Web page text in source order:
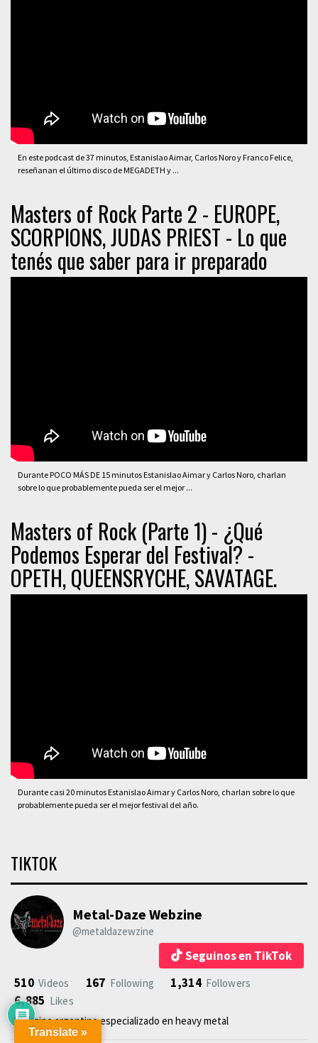
En este podcast de 37 minutos, Estanislao Aimar, Carlos Noro y Franco Felice,
reseñanan el último disco de MEGADETH y ...
Masters of Rock Parte 2 - EUROPE,
SCORPIONS, JUDAS PRIEST - Lo que
tenés que saber para ir preparado
Durante POCO MÁS DE 15 minutos Estanislao Aimar y Carlos Noro, charlan
sobre lo que probablemente pueda ser el mejor ...
Masters of Rock (Parte 1) - ¿Qué
Podemos Esperar del Festival? -
OPETH, QUEENSRYCHE, SAVATAGE.
Durante casi 20 minutos Estanislao Aimar y Carlos Noro, charlan sobre lo que
probablemente pueda ser el mejor festival del año.
TIKTOK
Metal-Daze Webzine
@metaldazewzine
Seguinos en TikTok
510 Videos 167 Following 1,314 Followers
6,885 Likes
Webzine argentino especializado en heavy metal
Translate »